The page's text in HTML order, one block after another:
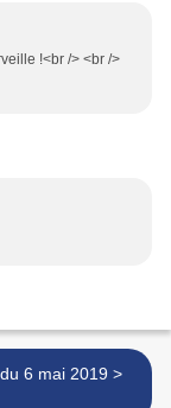
!<br /> <br />
Défi #9 du 6 mai 2019 >